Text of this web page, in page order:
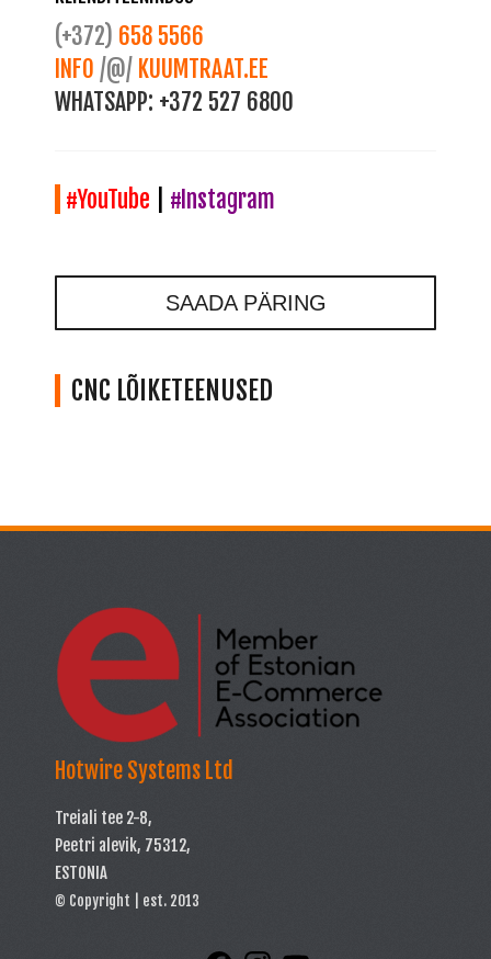
(+372) 658 5566
INFO /@/ KUUMTRAAT.EE
WHATSAPP: +372 527 6800
#YouTube #Instagram
SAADA PÄRING
CNC LÕIKETEENUSED
Hotwire Systems Ltd
Treiali tee 2-8,
Peetri alevik, 75312,
ESTONIA
© Copyright | est. 2013